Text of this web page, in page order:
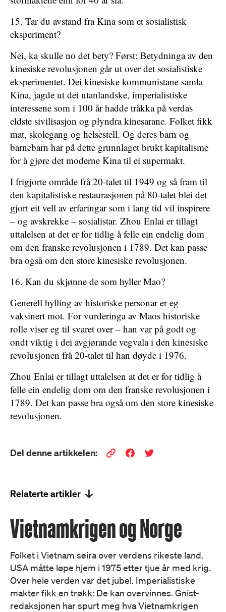
15. Tar du avstand fra Kina som et sosialistisk
eksperiment?
Nei, ka skulle no det bety? Først: Betydninga av den
kinesiske revolusjonen går ut over det sosialistiske
eksperimentet. Dei kinesiske kommunistane samla
Kina, jagde ut dei utanlandske, imperialistiske
interessene som i 100 år hadde tråkka på verdas
eldste sivilisasjon og plyndra kinesarane. Folket fikk
mat, skolegang og helsestell. Og deres barn og
barnebarn har på dette grunnlaget brukt kapitalisme
for å gjøre det moderne Kina til ei supermakt.
I frigjorte område frå 20-talet til 1949 og så fram til
den kapitalistiske restaurasjonen på 80-talet blei det
gjort eit vell av erfaringar som i lang tid vil inspirere
– og avskrekke – sosialistar. Zhou Enlai er tillagt
uttalelsen at det er for tidlig å felle ein endelig dom
om den franske revolusjonen i 1789. Det kan passe
bra også om den store kinesiske revolusjonen.
16. Kan du skjønne de som hyller Mao?
Generell hylling av historiske personar er eg
vaksinert mot. For vurderinga av Maos historiske
rolle viser eg til svaret over – han var på godt og
ondt viktig i dei avgjørande vegvala i den kinesiske
revolusjonen frå 20-talet til han døyde i 1976.
Zhou Enlai er tillagt uttalelsen at det er for tidlig å
felle ein endelig dom om den franske revolusjonen i
1789. Det kan passe bra også om den store kinesiske
revolusjonen.
Del denne artikkelen:
Relaterte artikler
Vietnamkrigen og Norge
Folket i Vietnam seira over verdens rikeste land.
USA måtte løpe hjem i 1975 etter tjue år med krig.
Over hele verden var det jubel. Imperialistiske
makter fikk en trøkk: De kan overvinnes. Gnist-
redaksjonen har spurt meg hva Vietnamkrigen